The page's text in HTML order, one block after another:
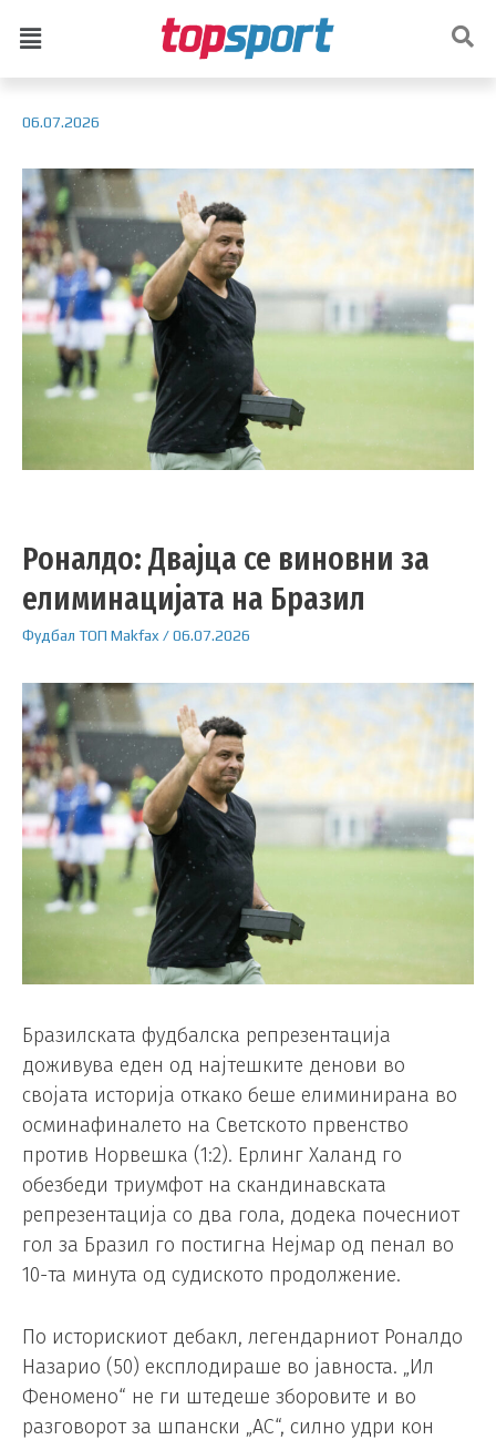
06.07.2026
Роналдо: Двајца се виновни за
елиминацијата на Бразил
Фудбал ТОП Makfax /06.07.2026
Бразилската фудбалска репрезентација
доживува еден од најтешките денови во
својата историја откако беше елиминирана во
осминафиналето на Светското првенство
против Норвешка (1:2). Ерлинг Халанд го
обезбеди триумфот на скандинавската
репрезентација со два гола, додека почесниот
гол за Бразил го постигна Нејмар од пенал во
10-та минута од судиското продолжение.
По историскиот дебакл, легендарниот Роналдо
Назарио (50) експлодираше во јавноста. „Ил
Феномено“ не ги штедеше зборовите и во
разговорот за шпански „АС“, силно удри кон